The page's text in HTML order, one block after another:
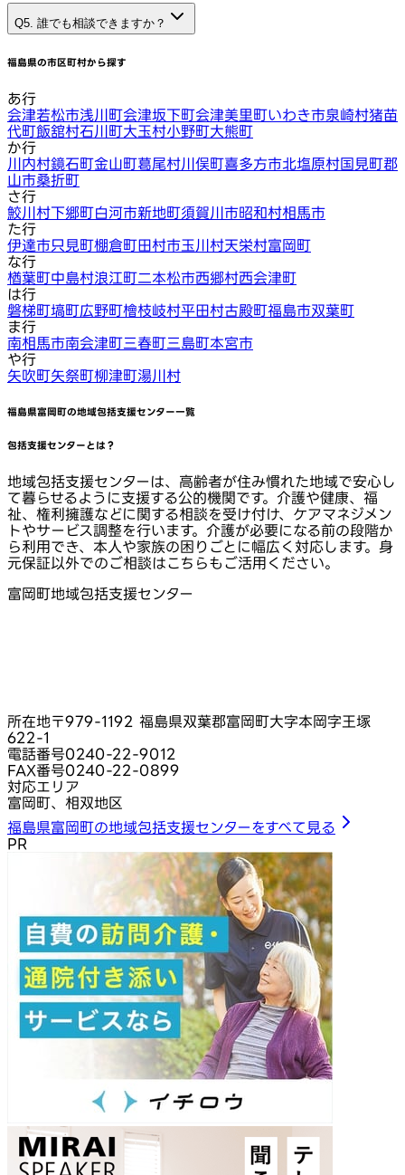
Q5. 誰でも相談できますか？
福島県の市区町村から探す
あ行
会津若松市浅川町会津坂下町会津美里町いわき市泉崎村猪苗
代町飯舘村石川町大玉村小野町大熊町
か行
川内村鏡石町金山町葛尾村川俣町喜多方市北塩原村国見町郡
山市桑折町
さ行
鮫川村下郷町白河市新地町須賀川市昭和村相馬市
た行
伊達市只見町棚倉町田村市玉川村天栄村富岡町
な行
楢葉町中島村浪江町二本松市西郷村西会津町
は行
磐梯町塙町広野町檜枝岐村平田村古殿町福島市双葉町
ま行
南相馬市南会津町三春町三島町本宮市
や行
矢吹町矢祭町柳津町湯川村
福島県富岡町の地域包括支援センター一覧
包括支援センターとは？
地域包括支援センターは、高齢者が住み慣れた地域で安心し
て暮らせるように支援する公的機関です。介護や健康、福
祉、権利擁護などに関する相談を受け付け、ケアマネジメン
トやサービス調整を行います。介護が必要になる前の段階か
ら利用でき、本人や家族の困りごとに幅広く対応します。身
元保証以外でのご相談はこちらもご活用ください。
富岡町地域包括支援センター
所在地〒979-1192 福島県双葉郡富岡町大字本岡字王塚
622-1
電話番号0240-22-9012
FAX番号0240-22-0899
対応エリア
富岡町、相双地区
福島県富岡町の地域包括支援センターをすべて見る
PR